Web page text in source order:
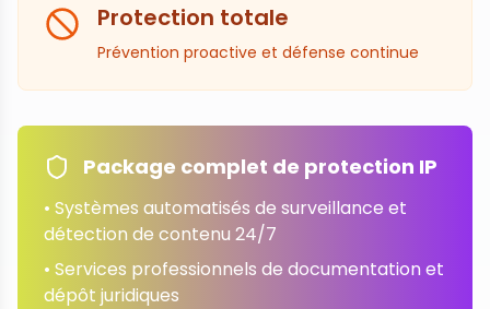
Protection totale
Prévention proactive et défense continue
Package complet de protection IP
• Systèmes automatisés de surveillance et
détection de contenu 24/7
• Services professionnels de documentation et
dépôt juridiques